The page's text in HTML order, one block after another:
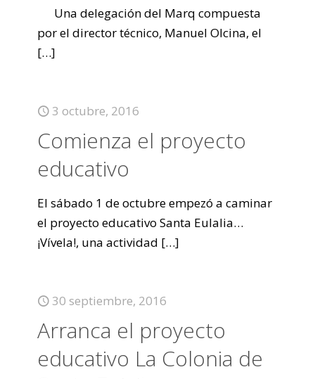
Una delegación del Marq compuesta
por el director técnico, Manuel Olcina, el
[…]
3 octubre, 2016
Comienza el proyecto
educativo
El sábado 1 de octubre empezó a caminar
el proyecto educativo Santa Eulalia…
¡Vívela!, una actividad […]
30 septiembre, 2016
Arranca el proyecto
educativo La Colonia de